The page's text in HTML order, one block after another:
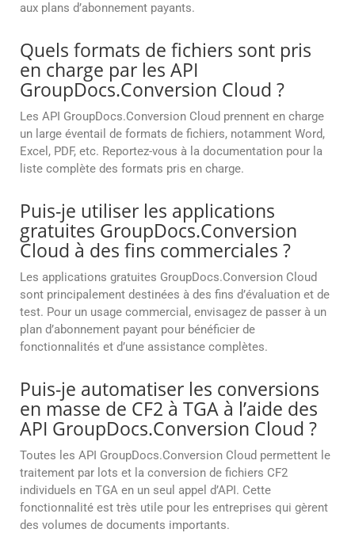
aux plans d’abonnement payants.
Quels formats de fichiers sont pris
en charge par les API
GroupDocs.Conversion Cloud ?
Les API GroupDocs.Conversion Cloud prennent en charge
un large éventail de formats de fichiers, notamment Word,
Excel, PDF, etc. Reportez-vous à la documentation pour la
liste complète des formats pris en charge.
Puis-je utiliser les applications
gratuites GroupDocs.Conversion
Cloud à des fins commerciales ?
Les applications gratuites GroupDocs.Conversion Cloud
sont principalement destinées à des fins d’évaluation et de
test. Pour un usage commercial, envisagez de passer à un
plan d’abonnement payant pour bénéficier de
fonctionnalités et d’une assistance complètes.
Puis-je automatiser les conversions
en masse de CF2 à TGA à l’aide des
API GroupDocs.Conversion Cloud ?
Toutes les API GroupDocs.Conversion Cloud permettent le
traitement par lots et la conversion de fichiers CF2
individuels en TGA en un seul appel d’API. Cette
fonctionnalité est très utile pour les entreprises qui gèrent
des volumes de documents importants.